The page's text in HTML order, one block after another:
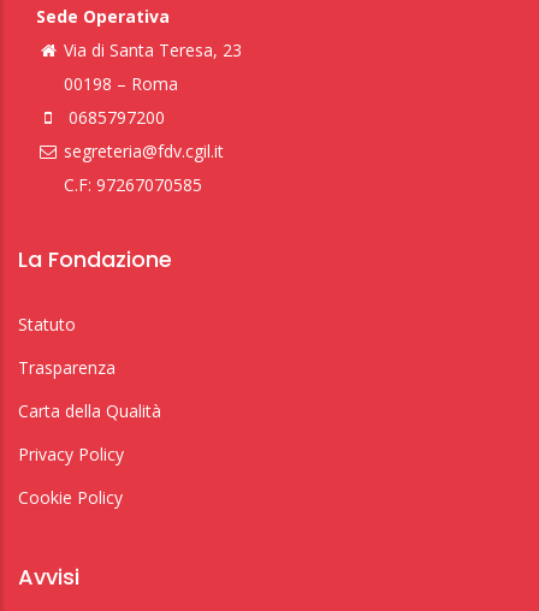
Sede Operativa
Via di Santa Teresa, 23
00198 – Roma
0685797200
segreteria@fdv.cgil.it
C.F: 97267070585
La Fondazione
Statuto
Trasparenza
Carta della Qualità
Privacy Policy
Cookie Policy
Avvisi